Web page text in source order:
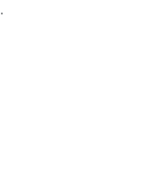
.